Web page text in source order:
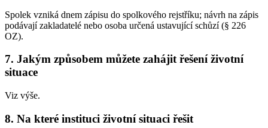
Spolek vzniká dnem zápisu do spolkového rejstříku; návrh na zápis
podávají zakladatelé nebo osoba určená ustavující schůzí (§ 226
OZ).
7. Jakým způsobem můžete zahájit řešení životní
situace
Viz výše.
8. Na které instituci životní situaci řešit